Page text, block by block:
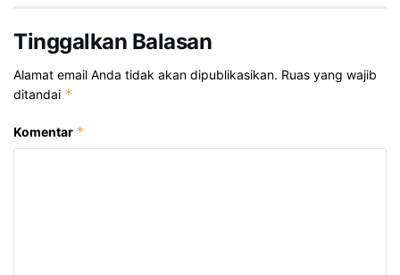
Tinggalkan Balasan
Alamat email Anda tidak akan dipublikasikan. Ruas yang wajib
ditandai *
Komentar *